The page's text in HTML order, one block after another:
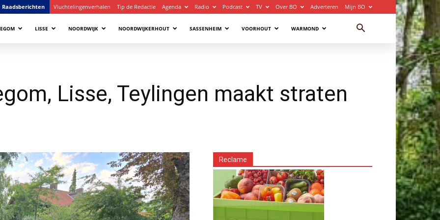
Raadsberichten Vluchtelingenverhalen Tip de Redactie Agenda Radio Podcast TV Over BO Adverteren Mijn BO
LISSE NOORDWIJK NOORDWIJKERHOUT SASSENHEIM VOORHOUT WARMOND
Lisse, Teylingen maakt straten
Reclame